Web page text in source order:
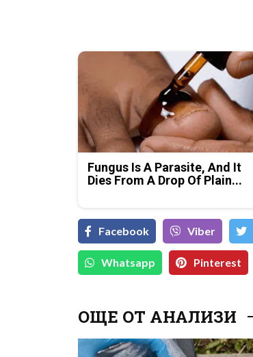
Fungus Is A Parasite, And It
Dies From A Drop Of Plain...
Facebook Viber
Whatsapp Pinterest
ОЩЕ ОТ АНАЛИЗИ